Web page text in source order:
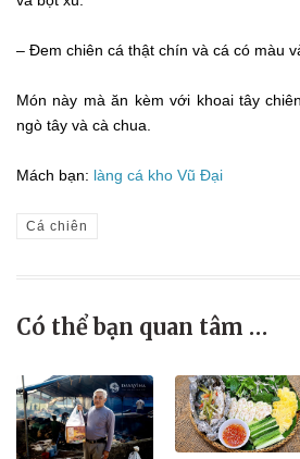
– Đem chiên cá thật chín và cá có màu
Món này mà ăn kèm với khoai tây
ngò tây và cà chua.
Mách bạn: làng cá kho Vũ Đại
Cá chiên
Có thể bạn quan tâm …